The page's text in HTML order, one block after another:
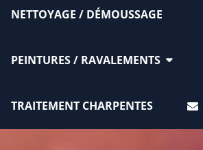
NETTOYAGE / DÉMOUSSAGE
PEINTURES / RAVALEMENTS
TRAITEMENT CHARPENTES